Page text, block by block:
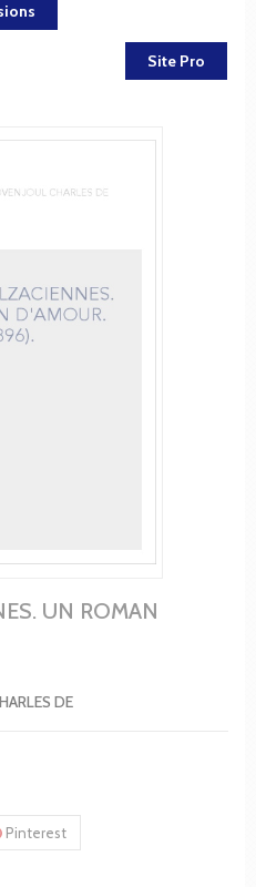
Site Pro
UN ROMAN
DE
Pinterest